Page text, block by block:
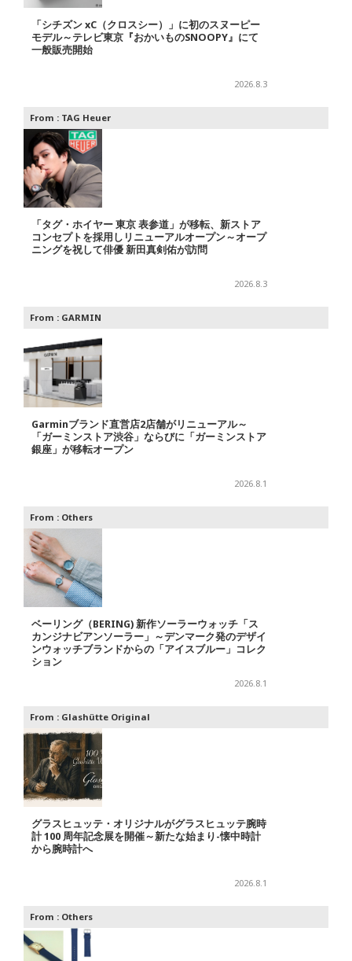
「シチズン xC（クロスシー）」に初のスヌーピー
モデル～テレビ東京『おかいものSNOOPY』にて
一般販売開始
2026.8.3
From : TAG Heuer
「タグ・ホイヤー 東京 表参道」が移転、新ストア
コンセプトを採用しリニューアルオープン～オープ
ニングを祝して俳優 新田真剣佑が訪問
2026.8.3
From : GARMIN
Garminブランド直営店2店舗がリニューアル～
「ガーミンストア渋谷」ならびに「ガーミンストア
銀座」が移転オープン
2026.8.1
From : Others
ベーリング（BERING) 新作ソーラーウォッチ「ス
カンジナビアンソーラー」～デンマーク発のデザイ
ンウォッチブランドからの「アイスブルー」コレク
ション
2026.8.1
From : Glashütte Original
グラスヒュッテ・オリジナルがグラスヒュッテ腕時
計 100 周年記念展を開催～新たな始まり-懐中時計
から腕時計へ
2026.8.1
From : Others